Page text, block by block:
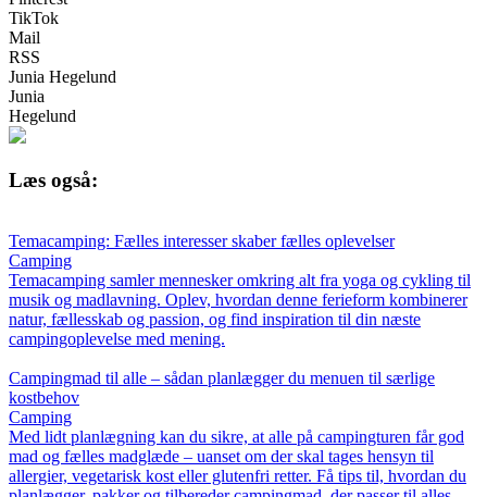
TikTok
Mail
RSS
Junia Hegelund
Junia
Hegelund
Læs også:
Temacamping: Fælles interesser skaber fælles oplevelser
Camping
Temacamping samler mennesker omkring alt fra yoga og cykling til
musik og madlavning. Oplev, hvordan denne ferieform kombinerer
natur, fællesskab og passion, og find inspiration til din næste
campingoplevelse med mening.
Campingmad til alle – sådan planlægger du menuen til særlige
kostbehov
Camping
Med lidt planlægning kan du sikre, at alle på campingturen får god
mad og fælles madglæde – uanset om der skal tages hensyn til
allergier, vegetarisk kost eller glutenfri retter. Få tips til, hvordan du